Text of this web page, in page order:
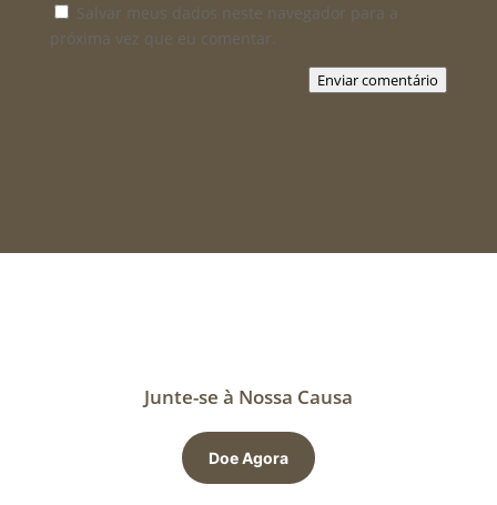
Salvar meus dados neste navegador para a
próxima vez que eu comentar.
Enviar comentário
Junte-se à Nossa Causa
Doe Agora